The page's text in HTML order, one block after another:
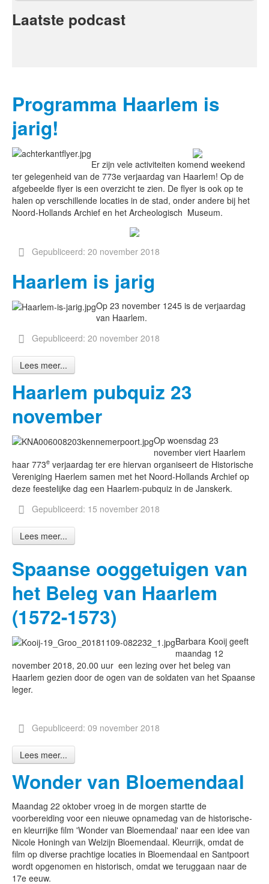
Laatste podcast
Programma Haarlem is
jarig!
Er zijn vele activiteiten komend weekend
ter gelegenheid van de 773e verjaardag van Haarlem! Op de
afgebeelde flyer is een overzicht te zien. De flyer is ook op te
halen op verschillende locaties in de stad, onder andere bij het
Noord-Hollands Archief en het Archeologisch Museum.
Gepubliceerd: 20 november 2018
Haarlem is jarig
Op 23 november 1245 is de verjaardag
van Haarlem.
Gepubliceerd: 20 november 2018
Lees meer...
Haarlem pubquiz 23
november
Op woensdag 23
november viert Haarlem
haar 773e verjaardag ter ere hiervan organiseert de Historische
Vereniging Haerlem samen met het Noord-Hollands Archief op
deze feestelijke dag een Haarlem-pubquiz in de Janskerk.
Gepubliceerd: 15 november 2018
Lees meer...
Spaanse ooggetuigen van
het Beleg van Haarlem
(1572-1573)
Barbara Kooij geeft
maandag 12
november 2018, 20.00 uur een lezing over het beleg van
Haarlem gezien door de ogen van de soldaten van het Spaanse
leger.
Gepubliceerd: 09 november 2018
Lees meer...
Wonder van Bloemendaal
Maandag 22 oktober vroeg in de morgen startte de
voorbereiding voor een nieuwe opnamedag van de historische-
en kleurrijke film 'Wonder van Bloemendaal' naar een idee van
Nicole Honingh van Welzijn Bloemendaal. Kleurrijk, omdat de
film op diverse prachtige locaties in Bloemendaal en Santpoort
wordt opgenomen en historisch, omdat we teruggaan naar de
17e eeuw.